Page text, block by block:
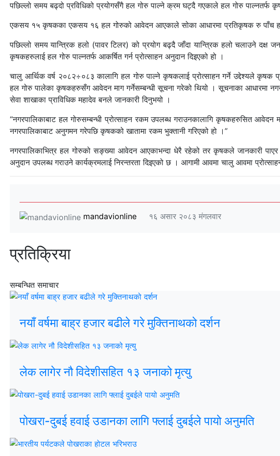
पछिल्लो समय बढ्दो प्रविधिको प्रयोगसँगै हल गोरु पाल्ने क्रम घट्दै गएकाले हल गोरु पाल्नतर्फ
एकसय १५ कृषकका एकसय १६ हल गोरुको आवेदन आएकाले सोका आधारमा प्रतिकृषक रु पाँच
पछिल्लो समय यान्त्रिक हलो (पावर टिलर) को प्रयोग बढ्दै जाँदा यान्त्रिक हलो चलाउने दक्ष
कृषकहरुलाई हल गोरु पाल्नतर्फ आकर्षित गर्न प्रोत्साहन अनुदान दिइएको हो ।
चालु आर्थिक वर्ष २०८२÷०८३ कालागि हल गोरु पाल्ने कृषकलाई प्रोत्साहन गर्ने उद्देश्यले कृषक
हल गोरु पालेका कृषकहरुसँग आवेदन माग गर्नेसम्बन्धी सूचना गरेको थियो । सूचनाका आधारमा
सेवा शाखाका प्राविधिक महादेव बनले जानकारी दिनुभयो ।
“नगरपालिकाबाट हल गोरुसम्बन्धी प्रोत्साहन रकम उपलब्ध गराउनकालागि कृषकहरुसित
नगरपालिकाबाट अनुगमन गरेपछि कृषकको खातामा रकम भुक्तानी गरिएको हो ।”
नगरपालिकाभित्र हल गोरुको सङ्ख्या आवेदन आएकाभन्दा धेरै रहेको तर कृषकले जानकारी
अनुदान उपलब्ध गराउने कार्यक्रमलाई निरन्तरता दिइएको छ । आगामी आवमा चालु आवमा
mandavionline १६ असार २०८३ मंगलवार
प्रतिक्रिया
सम्बन्धित समाचार
नयाँ वर्षमा बाह्र हजार बढीले गरे मुक्तिनाथको दर्शन
लेक लागेर नौ विदेशीसहित १३ जनाको मृत्यु
पोखरा-दुबई हवाई उडानका लागि फ्लाई दुबईले पायो अनुमति